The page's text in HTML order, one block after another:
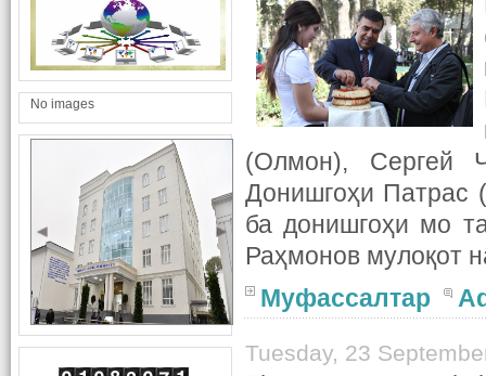
No images
(Олмон), Сергей
Донишгоҳи Патрас
ба донишгоҳи мо
Раҳмонов мулоқот
Муфассалтар
Tuesday, 23